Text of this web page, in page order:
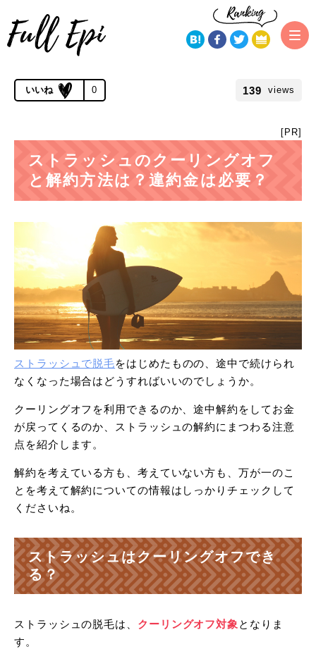
トップページ
ストラッシュのクーリングオフと解約
方法について
0 139 views
[PR]
ストラッシュのクーリングオフ
と解約方法は？違約金は必要？
ストラッシュで脱毛をはじめたものの、途中で続けられ
なくなった場合はどうすればいいのでしょうか。
クーリングオフを利用できるのか、途中解約をしてお金
が戻ってくるのか、ストラッシュの解約にまつわる注意
点を紹介します。
解約を考えている方も、考えていない方も、万が一のこ
とを考えて解約についての情報はしっかりチェックして
くださいね。
ストラッシュはクーリングオフでき
る？
ストラッシュの脱毛は、 クーリングオフ対象 となりま
す。